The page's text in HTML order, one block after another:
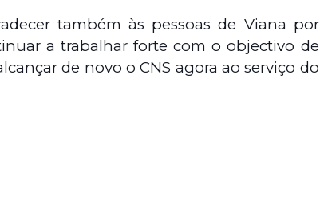
também às pessoas de Viana por
a trabalhar forte com o objectivo de
de novo o CNS agora ao serviço do